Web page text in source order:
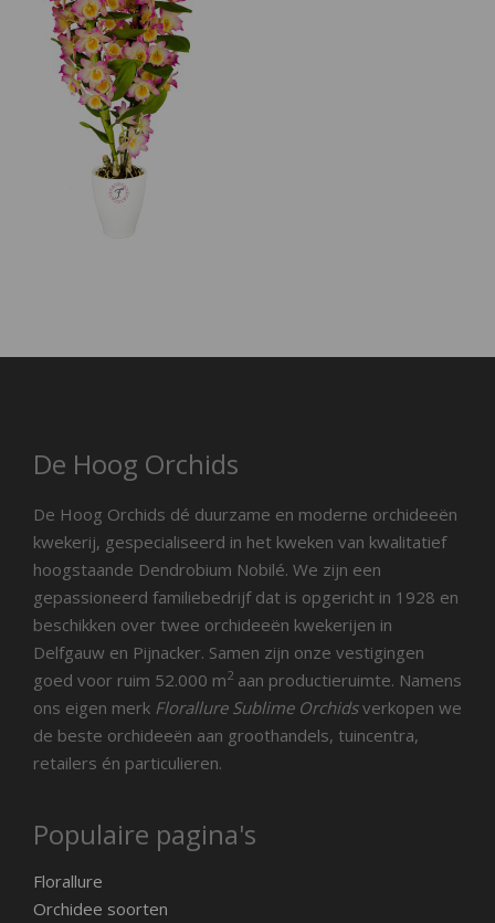
De Hoog Orchids
De Hoog Orchids dé duurzame en moderne orchideeën
kwekerij, gespecialiseerd in het kweken van kwalitatief
hoogstaande Dendrobium Nobilé. We zijn een
gepassioneerd familiebedrijf dat is opgericht in 1928 en
beschikken over twee orchideeën kwekerijen in
Delfgauw en Pijnacker. Samen zijn onze vestigingen
goed voor ruim 52.000 m2 aan productieruimte. Namens
ons eigen merk Florallure Sublime Orchidsverkopen we
de beste orchideeën aan groothandels, tuincentra,
retailers én particulieren.
Populaire pagina's
Florallure
Orchidee soorten